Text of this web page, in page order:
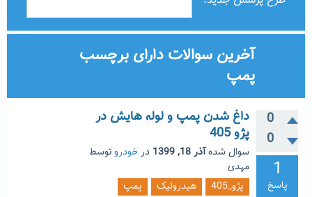
آخرین سوالات دارای برچسب
پمپ
0
0
1
پاسخ
داغ شدن پمپ و لوله هایش در
پژو 405
سوال شدهآذر 18, 1399 درخودروتوسط
مهدی
پژو_405
هیدرولیک
پمپ